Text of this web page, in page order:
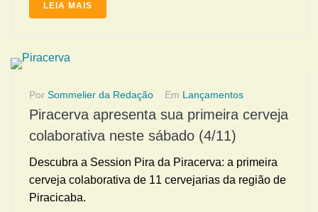
LEIA MAIS
Por Sommelier da Redação Em Lançamentos
Piracerva apresenta sua primeira cerveja
colaborativa neste sábado (4/11)
Descubra a Session Pira da Piracerva: a primeira
cerveja colaborativa de 11 cervejarias da região de
Piracicaba.